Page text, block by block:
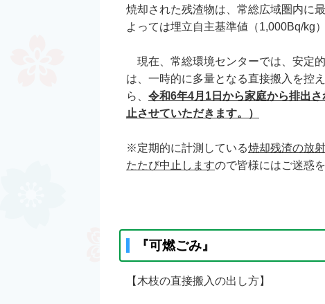
焼却された残渣物は、常総広域圏内に
よっては埋立自主基準値（1,000Bq/kg
現在、常総環境センターでは、安定
は、一時的に多量となる直接搬入を控
ら、 令和6年4月1日から家庭から排出
止させていただきます。）
※定期的に計測している焼却残渣の放
たたび中止しますので皆様にはご迷惑
『可燃ごみ』
【木枝の直接搬入の出し方】